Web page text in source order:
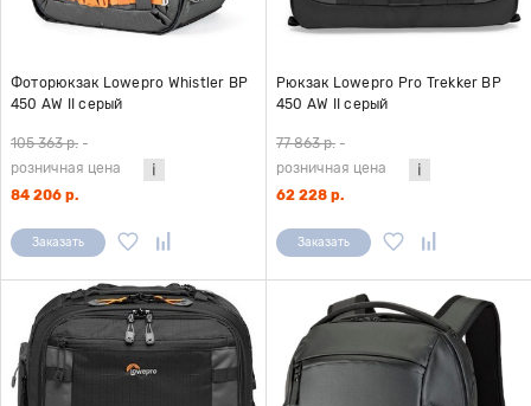
Фоторюкзак Lowepro Whistler BP
450 AW II серый
105 363 р. -
розничная цена
84 206 р.
Заказать
Рюкзак Lowepro Pro Trekker BP
450 AW II серый
77 863 р. -
розничная цена
62 228 р.
Заказать